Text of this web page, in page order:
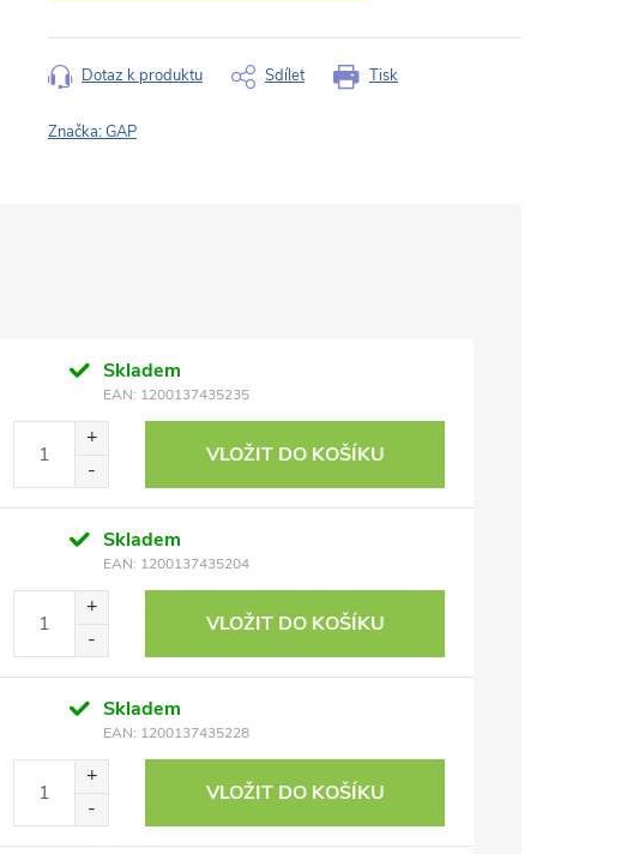
Tisk
Dotaz k produktu Sdílet
Značka:GAP
Skladem
EAN: 1200137435235
VLOŽIT DO KOŠÍKU
Skladem
EAN: 1200137435204
VLOŽIT DO KOŠÍKU
Skladem
EAN: 1200137435228
VLOŽIT DO KOŠÍKU